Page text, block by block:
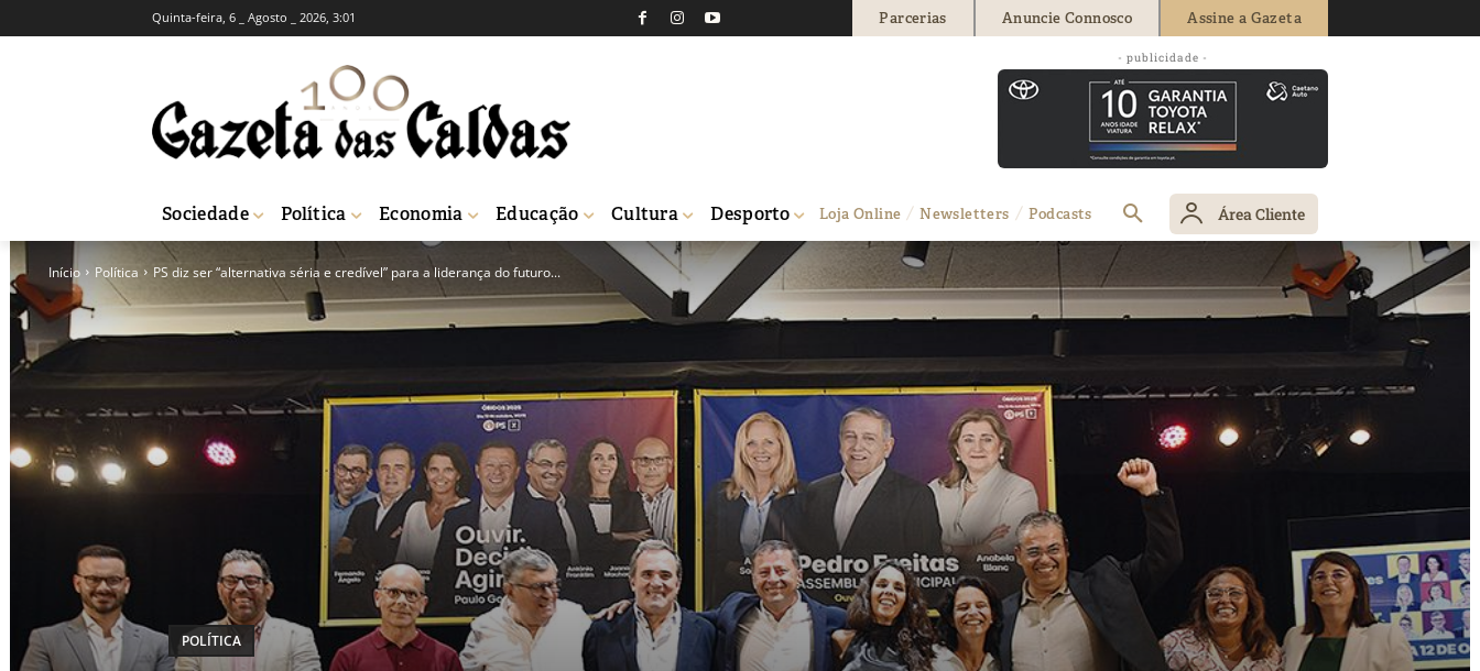
Quinta-feira, 6 _ Agosto _ 2026, 3:01 Parcerias Anuncie Connosco Assine a Gazeta
- publicidade -
Sociedade Política Economia Educação Cultura Desporto Loja Online Newsletters Podcasts Área Cliente
Início Política PS diz ser “alternativa séria e credível” para a liderança do futuro...
POLÍTICA